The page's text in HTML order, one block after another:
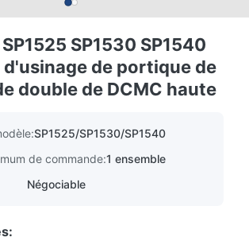
SP1530 SP1540
d'usinage de portique de
double de DCMC haute
SP1525/SP1530/SP1540
de commande:1 ensemble
Négociable